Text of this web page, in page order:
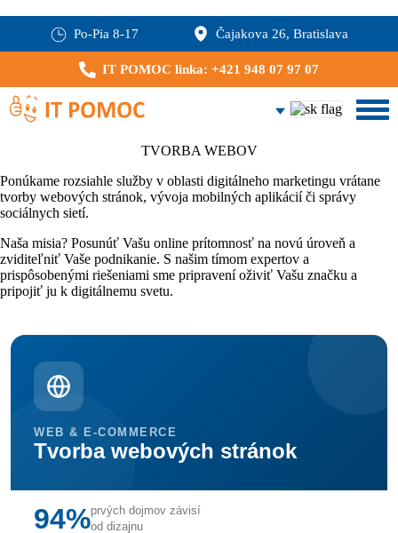
Čajakova 26, Bratislava
Po-Pia 8-17
IT POMOC linka: +421 948 07 97 07
TVORBA WEBOV
Ponúkame rozsiahle služby v oblasti digitálneho marketingu vrátane
tvorby webových stránok, vývoja mobilných aplikácií či správy
sociálnych sietí.
Naša misia? Posunúť Vašu online prítomnosť na novú úroveň a
zviditeľniť Vaše podnikanie. S našim tímom expertov a
prispôsobenými riešeniami sme pripravení oživiť Vašu značku a
pripojiť ju k digitálnemu svetu.
WEB & E-COMMERCE
Tvorba webových stránok
94%prvých dojmov závisí
od dizajnu